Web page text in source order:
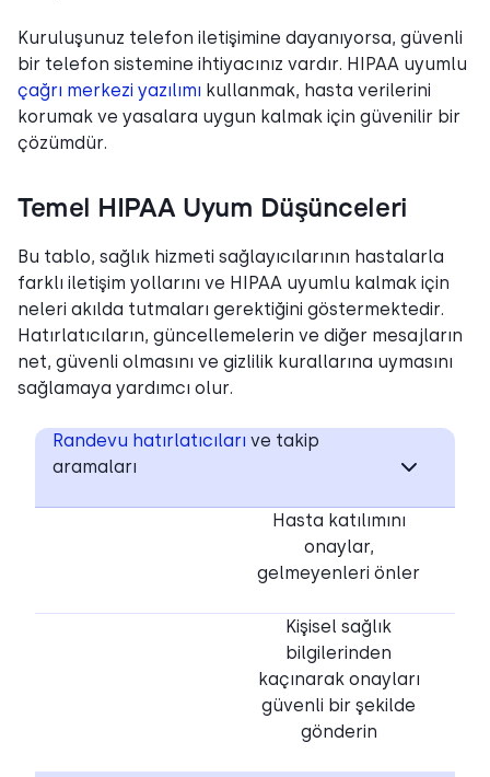
Kuruluşunuz telefon iletişimine dayanıyorsa, güvenli
bir telefon sistemine ihtiyacınız vardır. HIPAA uyumlu
çağrı merkezi yazılımı kullanmak, hasta verilerini
korumak ve yasalara uygun kalmak için güvenilir bir
çözümdür.
Temel HIPAA Uyum Düşünceleri
Bu tablo, sağlık hizmeti sağlayıcılarının hastalarla
farklı iletişim yollarını ve HIPAA uyumlu kalmak için
neleri akılda tutmaları gerektiğini göstermektedir.
Hatırlatıcıların, güncellemelerin ve diğer mesajların
net, güvenli olmasını ve gizlilik kurallarına uymasını
sağlamaya yardımcı olur.
Randevu hatırlatıcıları ve takip
aramaları
Hasta katılımını
onaylar,
gelmeyenleri önler
Kişisel sağlık
bilgilerinden
kaçınarak onayları
güvenli bir şekilde
gönderin